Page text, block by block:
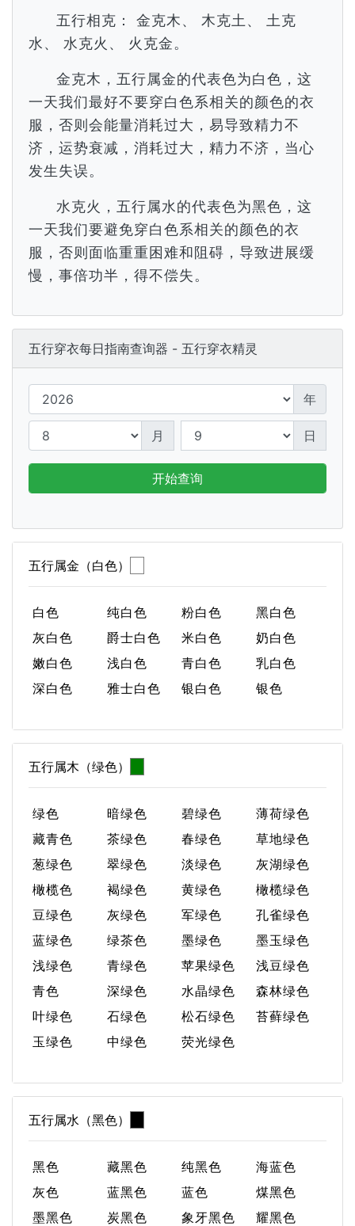
五行相克： 金克木、 木克土、 土克
水、 水克火、 火克金。
金克木，五行属金的代表色为白色，这
一天我们最好不要穿白色系相关的颜色的衣
服，否则会能量消耗过大，易导致精力不
济，运势衰减，消耗过大，精力不济，当心
发生失误。
水克火，五行属水的代表色为黑色，这
一天我们要避免穿白色系相关的颜色的衣
服，否则面临重重困难和阻碍，导致进展缓
慢，事倍功半，得不偿失。
五行穿衣每日指南查询器 - 五行穿衣精灵
年
月 日
开始查询
五行属金（白色）
白色 纯白色 粉白色
黑白色
灰白色
爵士白色 米白色
奶白色
嫩白色
浅白色 青白色
乳白色
深白色
雅士白色 银白色 银色
五行属木（绿色）
绿色 暗绿色 碧绿色
薄荷绿色
藏青色
茶绿色 春绿色
草地绿色
葱绿色
翠绿色 淡绿色
灰湖绿色
橄榄色
褐绿色 黄绿色
橄榄绿色
豆绿色
灰绿色 军绿色
孔雀绿色
蓝绿色
绿茶色 墨绿色
墨玉绿色
浅绿色
青绿色 苹果绿色
浅豆绿色
青色
深绿色 水晶绿色
森林绿色
叶绿色
石绿色 松石绿色
苔藓绿色
玉绿色
中绿色 荧光绿色
五行属水（黑色）
黑色 藏黑色 纯黑色
海蓝色
灰色
蓝黑色 蓝色
煤黑色
墨黑色
炭黑色 象牙黑色
耀黑色